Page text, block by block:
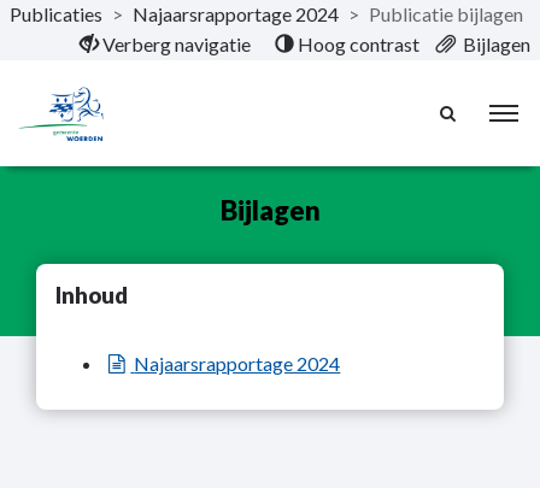
Naar hoofdinhoud
Publicaties > Najaarsrapportage 2024 > Publicatie bijlagen
Verberg navigatie
Hoog contrast Bijlagen
Bijlagen
Inhoud
Najaarsrapportage 2024